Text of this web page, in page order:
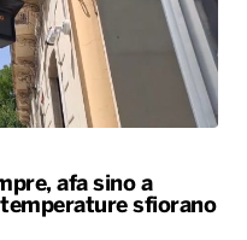
afa sino a
sfiorano